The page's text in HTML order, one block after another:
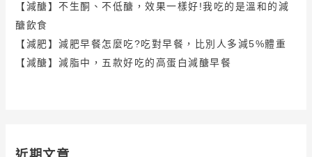
【減醣】不生酮、不低醣，效果一樣好!我吃的是溫和的減
醣飲食
【減肥】減肥早餐怎麼吃?吃對早餐，比別人多減5%體重
【減醣】減脂中，五款好吃的高蛋白減醣早餐